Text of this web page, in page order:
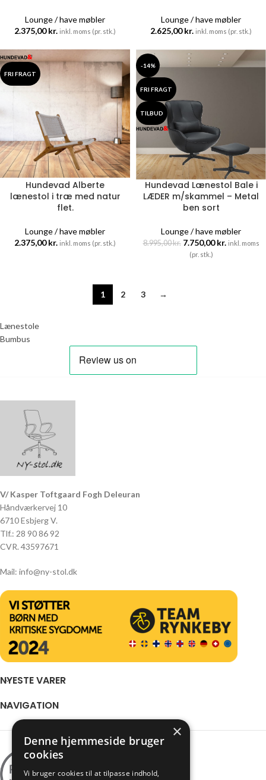
Lounge / have møbler
2.375,00kr. inkl. moms (pr. stk.)
Lounge / have møbler
2.625,00kr. inkl. moms (pr. stk.)
FRI FRAGT
Hundevad Alberte
lænestol i træ med natur
flet.
Lounge / have møbler
2.375,00kr. inkl. moms (pr. stk.)
-14%
FRI FRAGT
TILBUD
Hundevad Lænestol Bale i
LÆDER m/skammel – Metal
ben sort
Lounge / have møbler
8.995,00kr. 7.750,00kr. inkl. moms
(pr. stk.)
1 2 3 →
Lænestole
Bumbus
V/ Kasper Toftgaard Fogh Deleuran
Håndværkervej 10
6710 Esbjerg V.
Tlf.: 28 90 86 92
CVR. 43597671
Mail: info@ny-stol.dk
NYESTE VARER
NAVIGATION
×
Denne hjemmeside bruger
cookies
Vi bruger cookies til at tilpasse indhold,